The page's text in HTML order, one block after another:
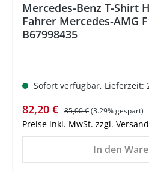
Mercedes-Benz T-Shirt
Fahrer Mercedes-AMG
B67998435
Sofort verfügbar, Lieferzeit:
Verkaufspreis:
82,20 € Regulärer Preis:
85,00 €(3.29% gespart)
Preise inkl. MwSt. zzgl.
In den